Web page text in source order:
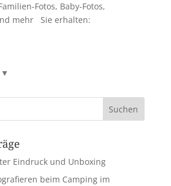
Fotos, Baby-Fotos,
mehr Sie erhalten:
▼
Eindruck und Unboxing
beim Camping im